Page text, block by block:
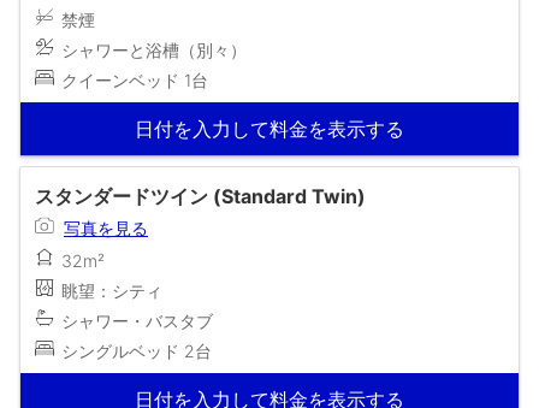
禁煙
シャワーと浴槽（別々）
クイーンベッド 1台
日付を入力して料金を表示する
スタンダードツイン (Standard Twin)
写真を見る
32m²
眺望：シティ
シャワー・バスタブ
シングルベッド 2台
日付を入力して料金を表示する